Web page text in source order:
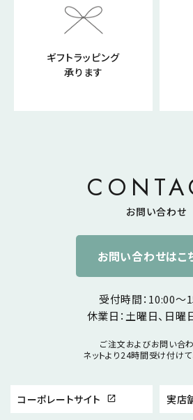
ギフトラッピング
承ります
お問い合わせ
お問い合わせはこ
受付時間：10:00～
休業日：土曜日、日曜
ご注文およびお問い合
ネットより24時間受け付けて
コーポレートサイト open_in_new 実店